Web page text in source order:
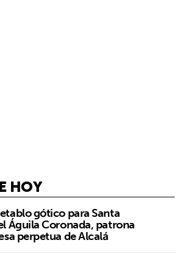
HOY
gótico para Santa
Águila Coronada, patrona
perpetua de Alcalá